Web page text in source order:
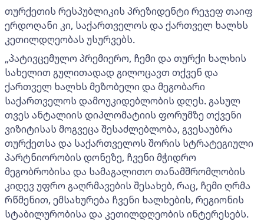
თურქეთის რესპუბლიკის პრეზიდენტი რეჯეფ თაიფ
ერდოღანი კი, საქართველოს და ქართველ ხალხს
კეთილდღეობას უსურვებს.
„პატივცემულო პრემიერო, ჩემი და თურქი ხალხის
სახელით გულითადად გილოცავთ თქვენ და
ქართველ ხალხს მეზობელი და მეგობარი
საქართველოს დამოუკიდებლობის დღეს. გასულ
თვეს ანტალიის დიპლომატიის ფორუმზე თქვენი
ვიზიტისას მოგვეცა შესაძლებლობა, გვესაუბრა
თურქეთსა და საქართველოს შორის სტრატეგიული
პარტნიორობის დონეზე, ჩვენი მჭიდრო
მეგობრობისა და სამაგალითო თანამშრომლობის
კიდევ უფრო გაღრმავების შესახებ, რაც, ჩემი ღრმა
რწმენით, ემსახურება ჩვენი ხალხების, რეგიონის
სტაბილურობისა და კეთილდღეობის ინტერესებს.